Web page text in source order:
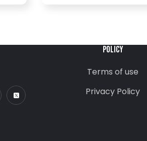
POLICY
Terms of use
Privacy Policy